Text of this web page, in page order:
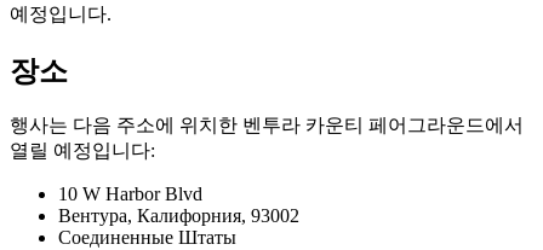
예정입니다.
장소
행사는 다음 주소에 위치한 벤투라 카운티 페어그라운드에서
열릴 예정입니다:
10 W Harbor Blvd
Вентура, Калифорния, 93002
Соединенные Штаты